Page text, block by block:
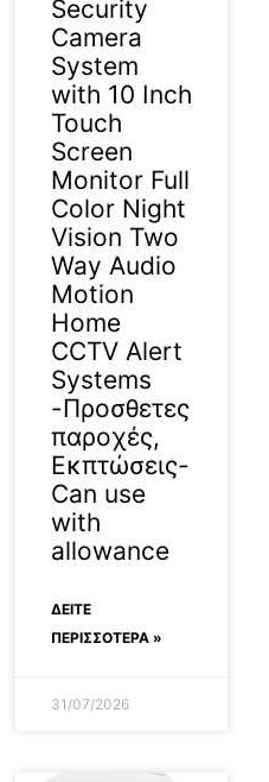
Security
Camera
System
with 10 Inch
Touch
Screen
Monitor Full
Color Night
Vision Two
Way Audio
Motion
Home
CCTV Alert
Systems
-Προσθετες
παροχές,
Εκπτώσεις-
Can use
with
allowance
ΔΕΊΤΕ
ΠΕΡΙΣΣΟΤΕΡΑ »
31/07/2026